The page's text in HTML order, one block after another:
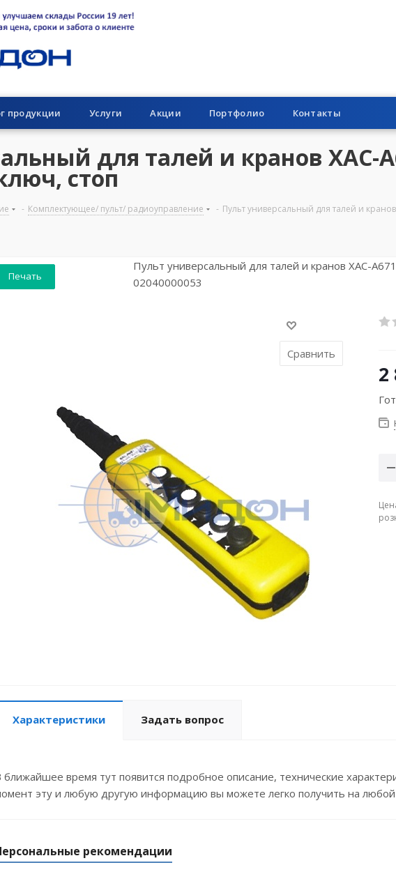
продукции Услуги Акции Портфолио Контакты
для талей и кранов XAC-
стоп
- Комплектующее/ пульт/ радиоуправление - Пульт универсальный для талей и
Печать
Пульт универсальный для талей и кранов XAC-
02040000053
Сравнить
2
Характеристики Задать вопрос
ближайшее время тут появится подробное описание, технические
эту и любую другую информацию вы можете легко получить на
рекомендации